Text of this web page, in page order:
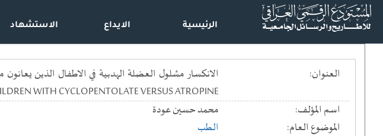
الرئيسية الايداع الاستشهاد
العنوان:
WITH CYCLOPENTOLATE VERSUS ATROPINE
اسم المؤلف:
محمد حسين عودة
الموضوع العام:
الطب